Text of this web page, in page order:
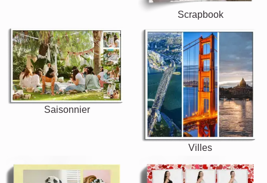
Scrapbook
Saisonnier
Villes